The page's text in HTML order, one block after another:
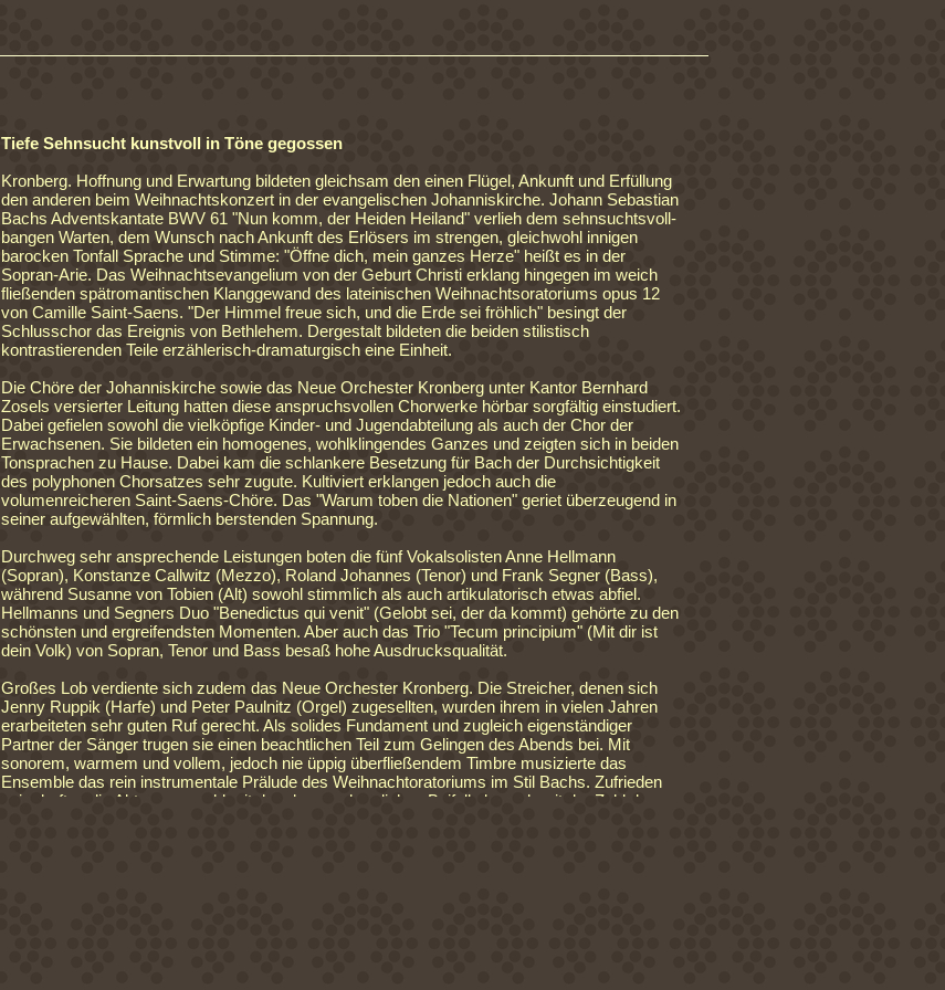
Tiefe Sehnsucht kunstvoll in Töne gegossen
Kronberg. Hoffnung und Erwartung bildeten gleichsam den einen Flügel, Ankunft und Erfüllung
den anderen beim Weihnachtskonzert in der evangelischen Johanniskirche. Johann Sebastian
Bachs Adventskantate BWV 61 "Nun komm, der Heiden Heiland" verlieh dem sehnsuchtsvoll-
bangen Warten, dem Wunsch nach Ankunft des Erlösers im strengen, gleichwohl innigen
barocken Tonfall Sprache und Stimme: "Öffne dich, mein ganzes Herze" heißt es in der
Sopran-Arie. Das Weihnachtsevangelium von der Geburt Christi erklang hingegen im weich
fließenden spätromantischen Klanggewand des lateinischen Weihnachtsoratoriums opus 12
von Camille Saint-Saens. "Der Himmel freue sich, und die Erde sei fröhlich" besingt der
Schlusschor das Ereignis von Bethlehem. Dergestalt bildeten die beiden stilistisch
kontrastierenden Teile erzählerisch-dramaturgisch eine Einheit.
Die Chöre der Johanniskirche sowie das Neue Orchester Kronberg unter Kantor Bernhard
Zosels versierter Leitung hatten diese anspruchsvollen Chorwerke hörbar sorgfältig einstudiert.
Dabei gefielen sowohl die vielköpfige Kinder- und Jugendabteilung als auch der Chor der
Erwachsenen. Sie bildeten ein homogenes, wohlklingendes Ganzes und zeigten sich in beiden
Tonsprachen zu Hause. Dabei kam die schlankere Besetzung für Bach der Durchsichtigkeit
des polyphonen Chorsatzes sehr zugute. Kultiviert erklangen jedoch auch die
volumenreicheren Saint-Saens-Chöre. Das "Warum toben die Nationen" geriet überzeugend in
seiner aufgewählten, förmlich berstenden Spannung.
Durchweg sehr ansprechende Leistungen boten die fünf Vokalsolisten Anne Hellmann
(Sopran), Konstanze Callwitz (Mezzo), Roland Johannes (Tenor) und Frank Segner (Bass),
während Susanne von Tobien (Alt) sowohl stimmlich als auch artikulatorisch etwas abfiel.
Hellmanns und Segners Duo "Benedictus qui venit" (Gelobt sei, der da kommt) gehörte zu den
schönsten und ergreifendsten Momenten. Aber auch das Trio "Tecum principium" (Mit dir ist
dein Volk) von Sopran, Tenor und Bass besaß hohe Ausdrucksqualität.
Großes Lob verdiente sich zudem das Neue Orchester Kronberg. Die Streicher, denen sich
Jenny Ruppik (Harfe) und Peter Paulnitz (Orgel) zugesellten, wurden ihrem in vielen Jahren
erarbeiteten sehr guten Ruf gerecht. Als solides Fundament und zugleich eigenständiger
Partner der Sänger trugen sie einen beachtlichen Teil zum Gelingen des Abends bei. Mit
sonorem, warmem und vollem, jedoch nie üppig überfließendem Timbre musizierte das
Ensemble das rein instrumentale Prälude des Weihnachtoratoriums im Stil Bachs. Zufrieden
sein durften die Akteure sowohl mit dem langen, herzlichen Beifall als auch mit der Zahl der